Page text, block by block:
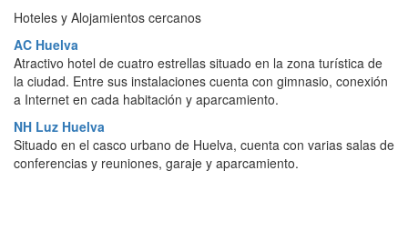
Hoteles y Alojamientos cercanos
AC Huelva
Atractivo hotel de cuatro estrellas situado en la zona turística de
la ciudad. Entre sus instalaciones cuenta con gimnasio, conexión
a Internet en cada habitación y aparcamiento.
NH Luz Huelva
Situado en el casco urbano de Huelva, cuenta con varias salas de
conferencias y reuniones, garaje y aparcamiento.